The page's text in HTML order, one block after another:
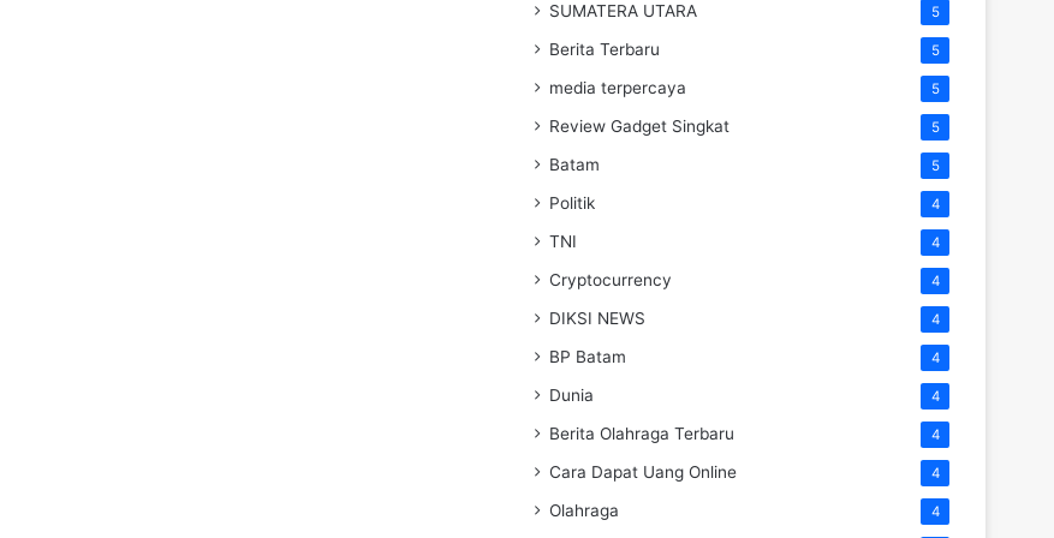
SUMATERA UTARA 5
Berita Terbaru 5
media terpercaya 5
Review Gadget Singkat 5
Batam 5
Politik 4
TNI 4
Cryptocurrency 4
DIKSI NEWS 4
BP Batam 4
Dunia 4
Berita Olahraga Terbaru 4
Cara Dapat Uang Online 4
Olahraga 4